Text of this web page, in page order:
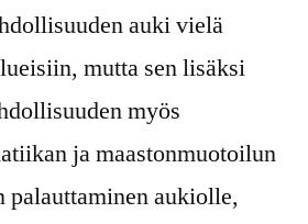
auki vielä
mutta sen lisäksi
myös
ja maastonmuotoilun
aukiolle,